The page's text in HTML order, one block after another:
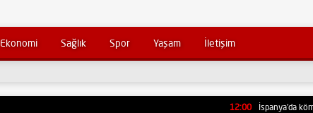
Ekonomi Sağlık Spor Yaşam İletişim
İspanya’da kömür